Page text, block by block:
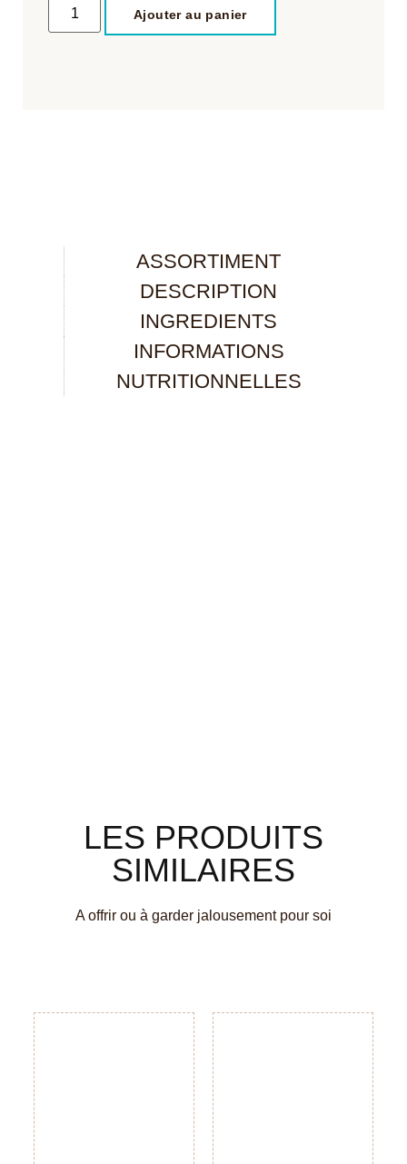
Ajouter au panier
ASSORTIMENT
DESCRIPTION
INGREDIENTS
INFORMATIONS
NUTRITIONNELLES
LES PRODUITS
SIMILAIRES
A offrir ou à garder jalousement pour soi